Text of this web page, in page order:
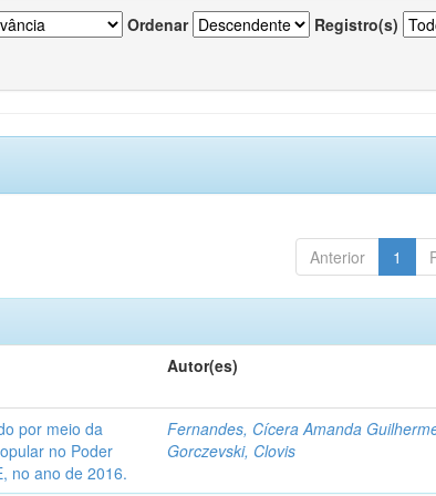
Ordenar Registro(s)
Anterior 1
Autor(es)
por meio da
no Poder
no ano de 2016.
Fernandes, Cícera Amanda
Gorczevski, Clovis